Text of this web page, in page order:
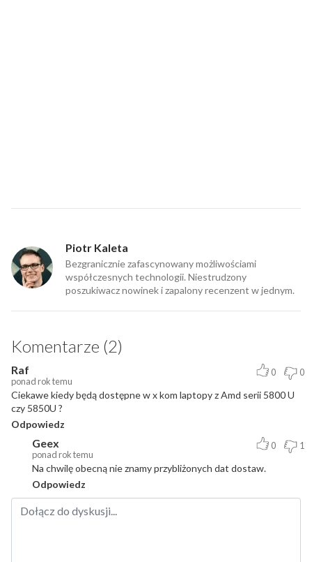
Piotr Kaleta
Bezgranicznie zafascynowany możliwościami
współczesnych technologii. Niestrudzony
poszukiwacz nowinek i zapalony recenzent w jednym.
Komentarze (2)
Raf
ponad rok temu
0 0
Ciekawe kiedy będą dostępne w x kom laptopy z Amd serii 5800 U
czy 5850U ?
Odpowiedz
Geex
ponad rok temu
0 1
Na chwilę obecną nie znamy przybliżonych dat dostaw.
Odpowiedz